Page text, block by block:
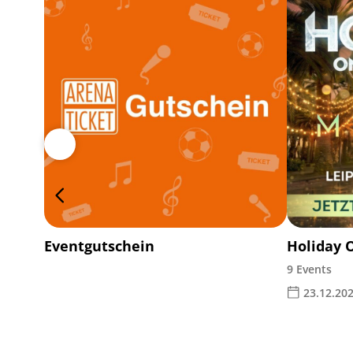
Eventgutschein Holiday
9 Events